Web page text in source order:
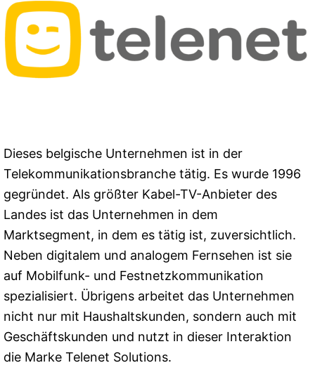
Dieses belgische Unternehmen ist in der
Telekommunikationsbranche tätig. Es wurde 1996
gegründet. Als größter Kabel-TV-Anbieter des
Landes ist das Unternehmen in dem
Marktsegment, in dem es tätig ist, zuversichtlich.
Neben digitalem und analogem Fernsehen ist sie
auf Mobilfunk- und Festnetzkommunikation
spezialisiert. Übrigens arbeitet das Unternehmen
nicht nur mit Haushaltskunden, sondern auch mit
Geschäftskunden und nutzt in dieser Interaktion
die Marke Telenet Solutions.